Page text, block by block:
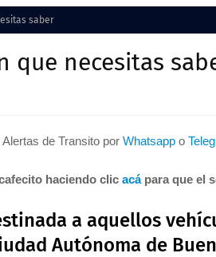
saber
que necesitas
de Transito por Whatsappo
haciendo clic acápara que el
a aquellos
Autónoma de